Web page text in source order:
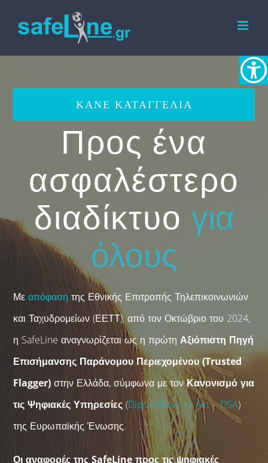
content
ΚΑΝΕ ΚΑΤΑΓΓΕΛΙΑ
Προς ένα
ασφαλέστερο
διαδίκτυο για
όλους
Μεαπόφαση της Εθνικής Επιτροπής Τηλεπικοινωνιών
και Ταχυδρομείων (ΕΕΤΤ), από τον Οκτώβριο του 2024,
η SafeLine αναγνωρίζεται ως η πρώτηΑξιόπιστη Πηγή
Επισήμανσης Παράνομου Περιεχομένου(Trusted
Flagger) στην Ελλάδα, σύμφωνα με τονΚανονισμό για
τις Ψηφιακές Υπηρεσίες (Digital Services Act – DSA)
της Ευρωπαϊκής Ένωσης.
Οι αναφορές της SafeLine προς τις ψηφιακές